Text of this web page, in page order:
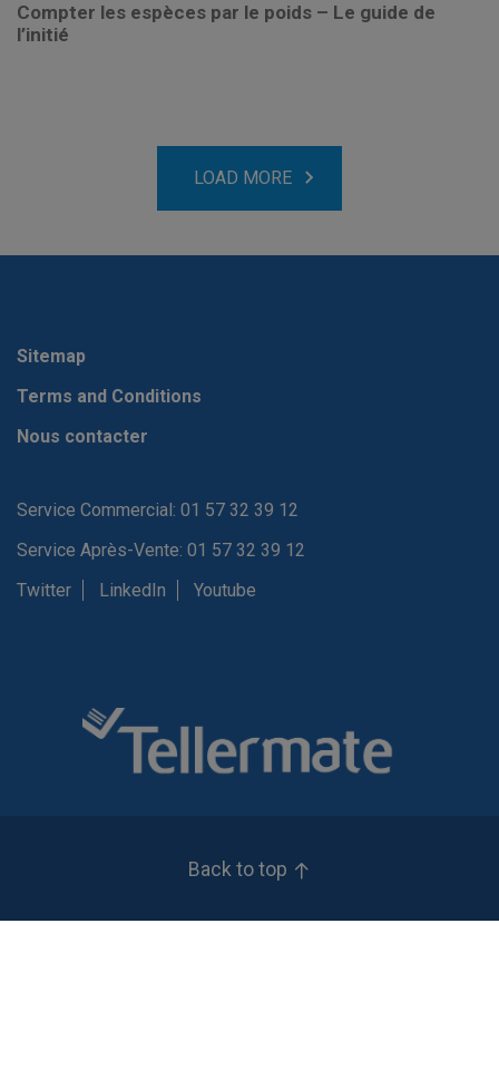
Compter les espèces par le poids – Le guide de
l’initié
LOAD MORE
Sitemap
Terms and Conditions
Nous contacter
Service Commercial: 01 57 32 39 12
Service Après-Vente: 01 57 32 39 12
Twitter
LinkedIn Youtube
Back to top